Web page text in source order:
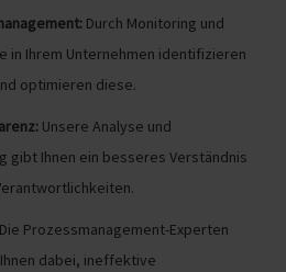
Durch Monitoring und
in Ihrem Unternehmen identifizieren
optimieren diese.
Unsere Analyse und
gibt Ihnen ein besseres Verständnis
Die Prozessmanagement-Experten
dabei, ineffektive